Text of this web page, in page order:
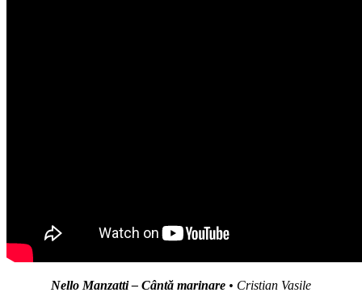
Nello Manzatti – Cântă marinare • Cristian Vasile